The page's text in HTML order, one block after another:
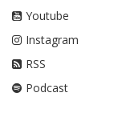
Youtube
Instagram
RSS
Podcast